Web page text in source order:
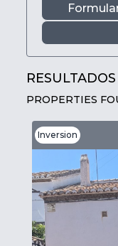
PROPERTIES
Inversion